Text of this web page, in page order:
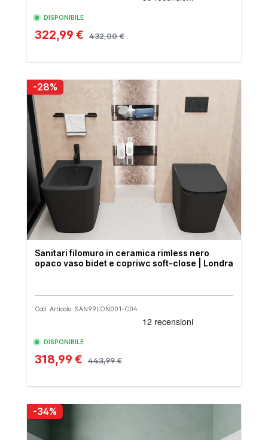
DISPONIBILE
322,99 € 432,00 €
-28%
Sanitari filomuro in ceramica rimless nero
opaco vaso bidet e copriwc soft-close | Londra
Cod. Articolo: SAN99LON001-C04
DISPONIBILE
318,99 € 443,99 €
-34%